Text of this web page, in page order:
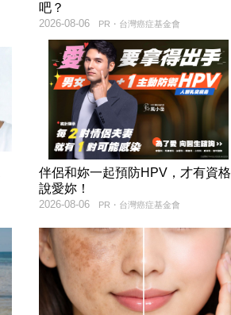
吧？
PR・台灣癌症基金會
2026-08-06
伴侶和妳一起預防HPV，才有資格
說愛妳！
PR・台灣癌症基金會
2026-08-06